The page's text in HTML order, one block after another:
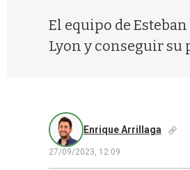
El equipo de
Lyon y conseguir su
Enrique Arrillaga
27/09/2023, 12:09